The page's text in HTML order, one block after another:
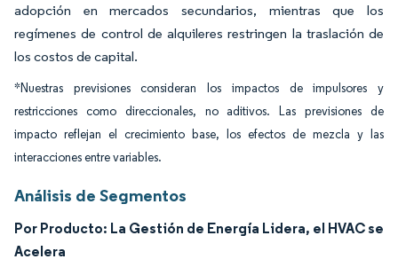
adopción en mercados secundarios, mientras que los
regímenes de control de alquileres restringen la traslación de
los costos de capital.
*Nuestras previsiones consideran los impactos de impulsores y
restricciones como direccionales, no aditivos. Las previsiones de
impacto reflejan el crecimiento base, los efectos de mezcla y las
interacciones entre variables.
Análisis de Segmentos
Por Producto: La Gestión de Energía Lidera, el HVAC se
Acelera